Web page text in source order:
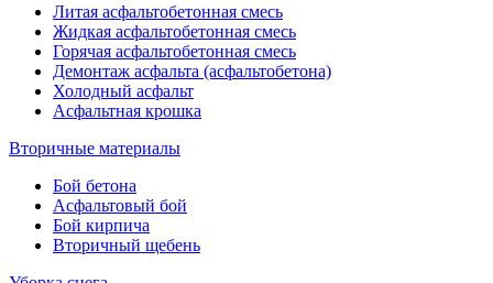
Литая асфальтобетонная смесь
Жидкая асфальтобетонная смесь
Горячая асфальтобетонная смесь
Демонтаж асфальта (асфальтобетона)
Холодный асфальт
Асфальтная крошка
Вторичные материалы
Бой бетона
Асфальтовый бой
Бой кирпича
Вторичный щебень